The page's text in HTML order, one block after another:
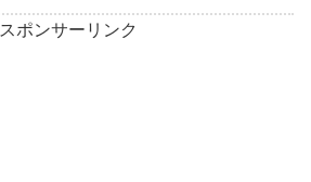
スポンサーリンク